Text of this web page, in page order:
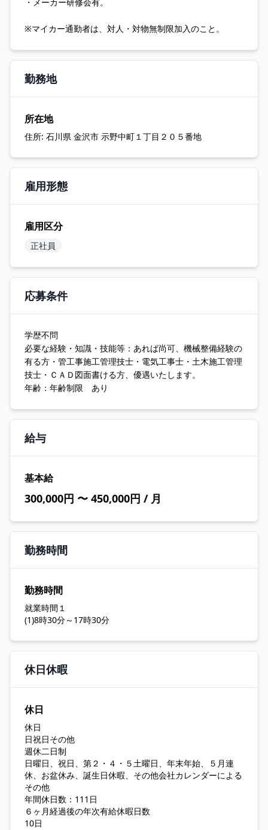
※マイカー通勤者は、対人・対物無制限加入のこと。
勤務地
所在地
住所: 石川県 金沢市 示野中町１丁目２０５番地
雇用形態
雇用区分
正社員
応募条件
学歴不問
必要な経験・知識・技能等：あれば尚可、機械整備経験の
有る方・管工事施工管理技士・電気工事士・土木施工管理
技士・ＣＡＤ図面書ける方、優遇いたします。
年齢：年齢制限 あり
給与
基本給
300,000円 〜 450,000円 / 月
勤務時間
勤務時間
就業時間１
(1)8時30分～17時30分
休日休暇
休日
休日
日祝日その他
週休二日制
日曜日、祝日、第２・４・５土曜日、年末年始、５月連
休、お盆休み、誕生日休暇、その他会社カレンダーによる
その他
年間休日数：111日
６ヶ月経過後の年次有給休暇日数
10日